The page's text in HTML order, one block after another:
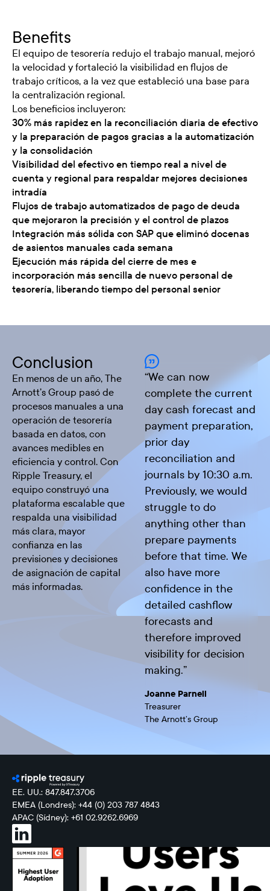
Benefits
El equipo de tesorería redujo el trabajo manual, mejoró
la velocidad y fortaleció la visibilidad en flujos de
trabajo críticos, a la vez que estableció una base para
la centralización regional.
Los beneficios incluyeron:
30% más rapidez en la reconciliación diaria de efectivo
y la preparación de pagos gracias a la automatización
y la consolidación
Visibilidad del efectivo en tiempo real a nivel de
cuenta y regional para respaldar mejores decisiones
intradía
Flujos de trabajo automatizados de pago de deuda
que mejoraron la precisión y el control de plazos
Integración más sólida con SAP que eliminó docenas
de asientos manuales cada semana
Ejecución más rápida del cierre de mes e
incorporación más sencilla de nuevo personal de
tesorería, liberando tiempo del personal senior
Conclusion
En menos de un año, The
Arnott’s Group pasó de
procesos manuales a una
operación de tesorería
basada en datos, con
avances medibles en
eficiencia y control. Con
Ripple Treasury, el
equipo construyó una
plataforma escalable que
respalda una visibilidad
más clara, mayor
confianza en las
previsiones y decisiones
de asignación de capital
más informadas.
“We can now
complete the current
day cash forecast and
payment preparation,
prior day
reconciliation and
journals by 10:30 a.m.
Previously, we would
struggle to do
anything other than
prepare payments
before that time. We
also have more
confidence in the
detailed cashflow
forecasts and
therefore improved
visibility for decision
making.”
Joanne Parnell
Treasurer
The Arnott’s Group
EE. UU.: 847.847.3706
EMEA (Londres): +44 (0) 203 787 4843
APAC (Sídney): +61 02.9262.6969